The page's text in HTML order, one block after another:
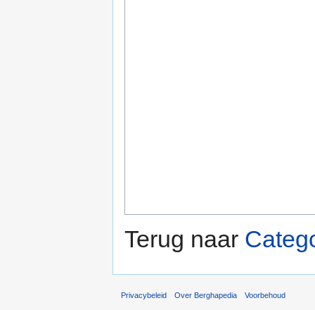
Terug naar
Privacybeleid Over Berghapedia Voorbehoud